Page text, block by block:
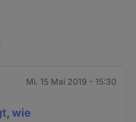
Mi. 15 Mai 2019 - 15:30
wie